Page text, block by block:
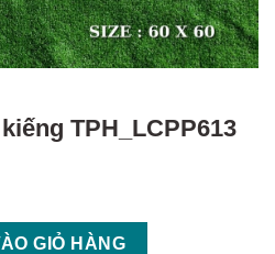
TPH_LCPP613
số lượng
GIỎ HÀNG